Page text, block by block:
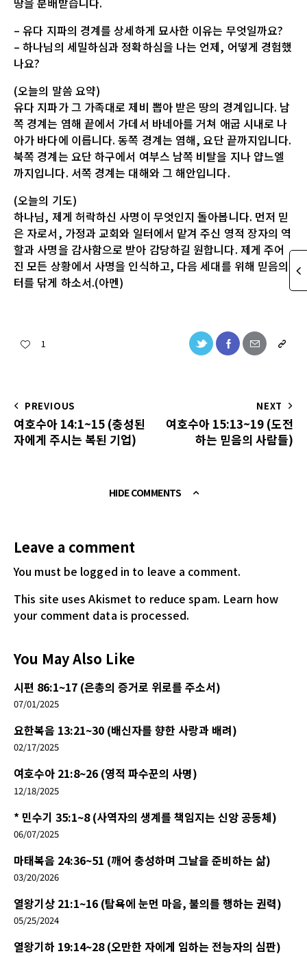
– 유다 지파의 경계를 상세하게 묘사한 이유는 무엇일까요?
– 하나님의 세밀하심과 정확하심을 나는 언제, 어떻게 경험했
나요?
(오늘의 말씀 요약)
유다 지파가 그 가족대로 제비 뽑아 받은 땅의 경계입니다. 남
쪽 경계는 염해 끝에서 가데서 바네아를 거쳐 애굽 시내로 나
아가 바다에 이릅니다. 동쪽 경계는 염해, 요단 끝까지입니다.
북쪽 경계는 요단 하구에서 여부스 남쪽 비탈을 지나 얍느엘
까지입니다. 서쪽 경계는 대해와 그 해안입니다.
(오늘의 기도)
하나님, 제게 허락하신 사명이 무엇인지 돌아봅니다. 먼저 믿
은 자로서, 가정과 교회와 일터에서 맡겨 주신 영적 장자의 역
할과 사명을 감사함으로 받아 감당하길 원합니다. 제게 주어
진 모든 상황에서 사명을 인식하고, 다음 세대를 위해 믿음의
터를 닦게 하소서.(아멘)
1
PREVIOUS
여호수아 14:1~15 (충성된
자에게 주시는 복된 기업)
NEXT
여호수아 15:13~19 (도전
하는 믿음의 사람들)
HIDE COMMENTS
Leave a comment
You must be logged in to leave a comment.
This site uses Akismet to reduce spam. Learn how
your comment data is processed.
You May Also Like
시편 86:1~17 (은총의 증거로 위로를 주소서)
07/01/2025
요한복음 13:21~30 (배신자를 향한 사랑과 배려)
02/17/2025
여호수아 21:8~26 (영적 파수꾼의 사명)
12/18/2025
* 민수기 35:1~8 (사역자의 생계를 책임지는 신앙 공동체)
06/07/2025
마태복음 24:36~51 (깨어 충성하며 그날을 준비하는 삶)
03/20/2026
열왕기상 21:1~16 (탐욕에 눈먼 마음, 불의를 행하는 권력)
05/25/2024
열왕기하 19:14~28 (오만한 자에게 임하는 전능자의 심판)